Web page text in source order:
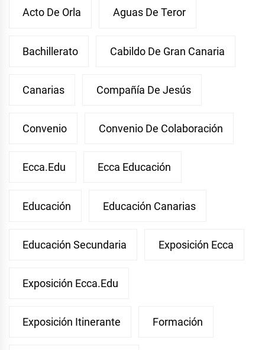
Acto De Orla Aguas De Teror
Bachillerato Cabildo De Gran Canaria
Canarias Compañía De Jesús
Convenio Convenio De Colaboración
Ecca.edu Ecca Educación
Educación Educación Canarias
Educación Secundaria Exposición Ecca
Exposición Ecca.edu
Exposición Itinerante Formación